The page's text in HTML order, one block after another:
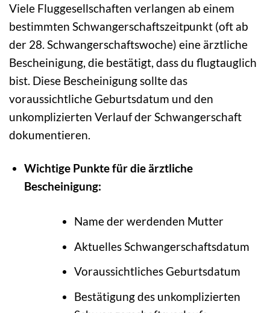
Viele Fluggesellschaften verlangen ab einem
bestimmten Schwangerschaftszeitpunkt (oft ab
der 28. Schwangerschaftswoche) eine ärztliche
Bescheinigung, die bestätigt, dass du flugtauglich
bist. Diese Bescheinigung sollte das
voraussichtliche Geburtsdatum und den
unkomplizierten Verlauf der Schwangerschaft
dokumentieren.
Wichtige Punkte für die ärztliche
Bescheinigung:
Name der werdenden Mutter
Aktuelles Schwangerschaftsdatum
Voraussichtliches Geburtsdatum
Bestätigung des unkomplizierten